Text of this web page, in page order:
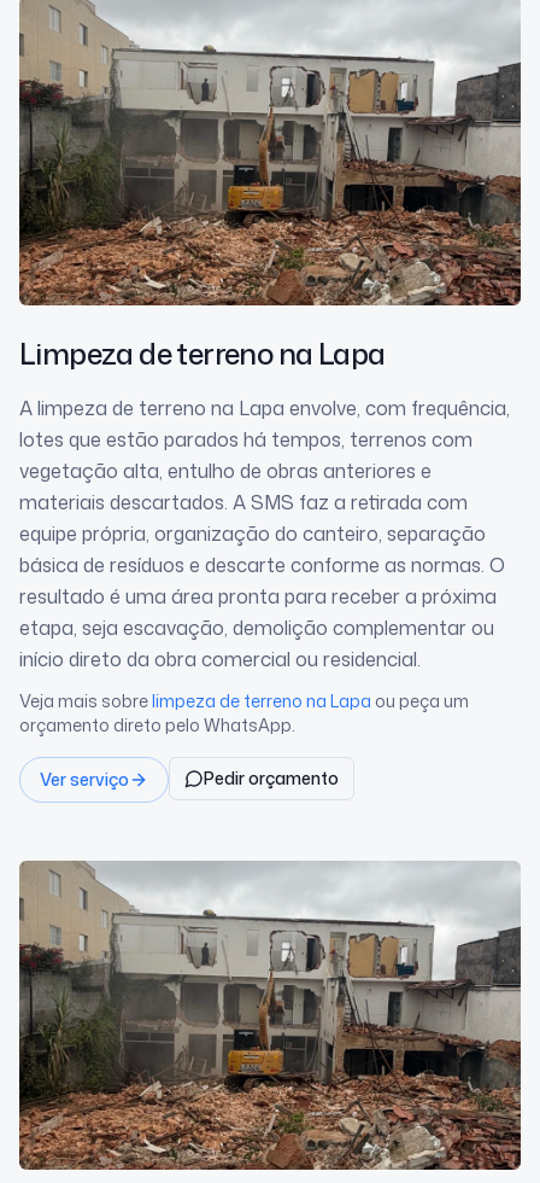
Limpeza de terrenona Lapa
A limpeza de terreno na Lapa envolve, com frequência,
lotes que estão parados há tempos, terrenos com
vegetação alta, entulho de obras anteriores e
materiais descartados. A SMS faz a retirada com
equipe própria, organização do canteiro, separação
básica de resíduos e descarte conforme as normas. O
resultado é uma área pronta para receber a próxima
etapa, seja escavação, demolição complementar ou
início direto da obra comercial ou residencial.
Veja mais sobrelimpeza de terreno na Lapa ou peça um
orçamento direto pelo WhatsApp.
Ver serviço Pedir orçamento